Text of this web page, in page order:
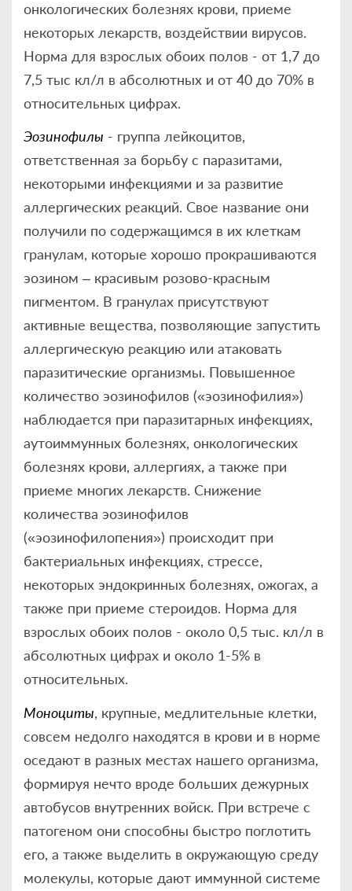
онкологических болезнях крови, приеме
некоторых лекарств, воздействии вирусов.
Норма для взрослых обоих полов - от 1,7 до
7,5 тыс кл/л в абсолютных и от 40 до 70% в
относительных цифрах.
Эозинофилы - группа лейкоцитов,
ответственная за борьбу с паразитами,
некоторыми инфекциями и за развитие
аллергических реакций. Свое название они
получили по содержащимся в их клеткам
гранулам, которые хорошо прокрашиваются
эозином – красивым розово-красным
пигментом. В гранулах присутствуют
активные вещества, позволяющие запустить
аллергическую реакцию или атаковать
паразитические организмы. Повышенное
количество эозинофилов («эозинофилия»)
наблюдается при паразитарных инфекциях,
аутоиммунных болезнях, онкологических
болезнях крови, аллергиях, а также при
приеме многих лекарств. Снижение
количества эозинофилов
(«эозинофилопения») происходит при
бактериальных инфекциях, стрессе,
некоторых эндокринных болезнях, ожогах, а
также при приеме стероидов. Норма для
взрослых обоих полов - около 0,5 тыс. кл/л в
абсолютных цифрах и около 1-5% в
относительных.
Моноциты, крупные, медлительные клетки,
совсем недолго находятся в крови и в норме
оседают в разных местах нашего организма,
формируя нечто вроде больших дежурных
автобусов внутренних войск. При встрече с
патогеном они способны быстро поглотить
его, а также выделить в окружающую среду
молекулы, которые дают иммунной системе